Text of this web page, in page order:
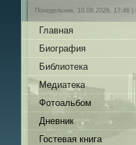
Понедельник, 10.08.2026, 17:46 |
Главная
Биография
Библиотека
Медиатека
Фотоальбом
Дневник
Гостевая книга